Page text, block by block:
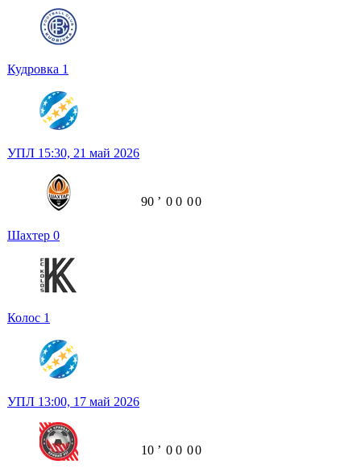
Кудровка 1
УПЛ 15:30, 21 май 2026
Шахтер 0
Колос 1
90 ʼ 0 0 00
УПЛ 13:00, 17 май 2026
10 ʼ 0 0 00